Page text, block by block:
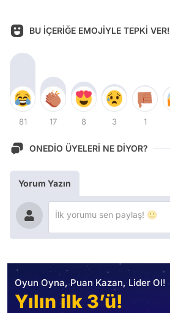
BU İÇERİĞE EMOJİYLE TEPKİ VER!
81 17 8 3 1
ONEDİO ÜYELERİ NE DİYOR?
Yorum Yazın
Oyun Oyna, Puan Kazan, Lider Ol!
Yılın ilk 3’ü!